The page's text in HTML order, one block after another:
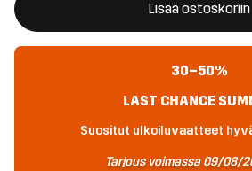
Lisää ostoskoriin
30–50%
LAST CHANCE
Suositut ulkoiluvaatteet
Tarjous voimassa 09/08/